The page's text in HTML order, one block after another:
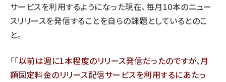
サービスを利用するようになった現在、毎月10本のニュー
スリリースを発信することを自らの課題としているとのこ
と。
「 以前は週に1本程度のリリース発信だったのですが、月
額固定料金のリリース配信サービスを利用するにあたっ